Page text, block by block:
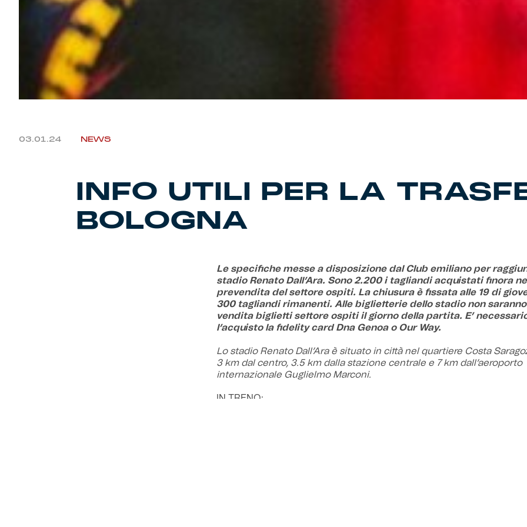
03.01.24 NEWS
INFO UTILI PER LA
BOLOGNA
Le specifiche messe a disposizione dal Club emiliano per
stadio Renato Dall’Ara. Sono 2.200 i tagliandi acquistati finora
prevendita del settore ospiti. La chiusura è fissata alle 19 di
300 tagliandi rimanenti. Alle biglietterie dello stadio non
vendita biglietti settore ospiti il giorno della partita. E’
l’acquisto la fidelity card Dna Genoa o Our Way.
Lo stadio Renato Dall’Ara è situato in città nel quartiere Costa
3 km dal centro, 3.5 km dalla stazione centrale e 7 km dall’aeroporto
internazionale Guglielmo Marconi.
IN TRENO: